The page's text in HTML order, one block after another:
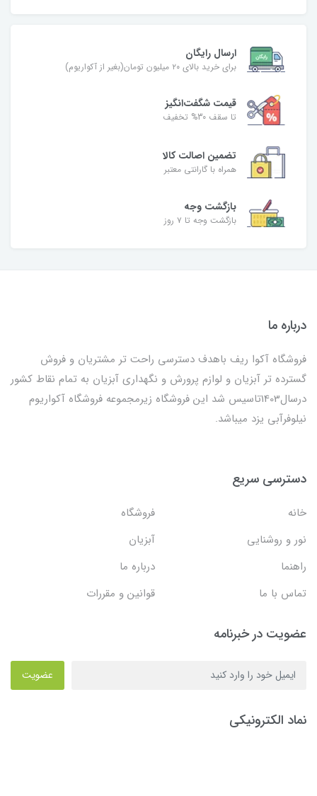
ارسال رایگان
برای خرید بالای ۲۰ میلیون تومان(بغیر از آکواریوم)
قیمت شگفت‌انگیز
تا سقف 30% تخفیف
تضمین اصالت کالا
همراه با گارانتی معتبر
بازگشت وجه
بازگشت وجه تا ۷ روز
درباره ما
فروشگاه آکوا ریف باهدف دسترسی راحت تر مشتریان و فروش
گسترده تر آبزیان و لوازم پرورش و نگهداری آبزیان به تمام نقاط کشور
درسال1403تاسیس شد این فروشگاه زیرمجموعه فروشگاه آکواریوم
نیلوفرآبی یزد میباشد.
دسترسی سریع
خانه
فروشگاه
نور و روشنایی
آبزیان
راهنما
درباره ما
تماس با ما
قوانین و مقررات
عضویت در خبرنامه
عضویت
نماد الکترونیکی